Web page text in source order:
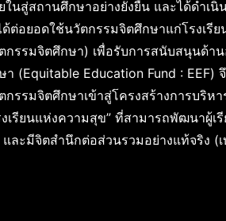
ในสู่สถานศึกษาอย่างยั่งยืน และได้ดำเ
ด้ต่อยอดใช้นวัตกรรมจิตศึกษาแก่โรงเรี
กรรมจิตศึกษา) เพื่อรับการสนับสนุนด้า
า (Equitable Education Fund :
กรรมจิตศึกษาเข้าสู่โครงสร้างการบริห
งเรียนแห่งความสุข” ที่สามารถพัฒนาผู้
ละมีจิตสำนึกต่อส่วนรวมอย่างแท้จริง (